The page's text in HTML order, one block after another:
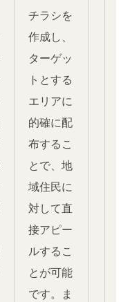
チラシを
作成し、
ターゲッ
トとする
エリアに
的確に配
布するこ
とで、地
域住民に
対して直
接アピー
ルするこ
とが可能
です。ま